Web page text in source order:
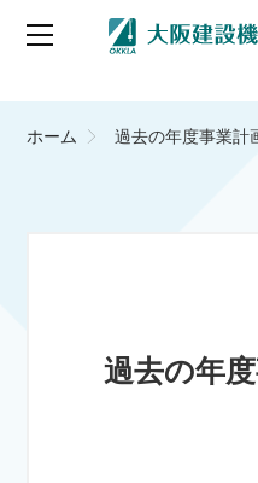
ホーム 過去の年度事業計
過去の年